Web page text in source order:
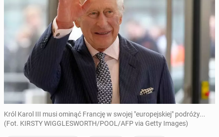
Król Karol III musi ominąć Francję w swojej "europejskiej" podróży...
(Fot. KIRSTY WIGGLESWORTH/POOL/AFP via Getty Images)